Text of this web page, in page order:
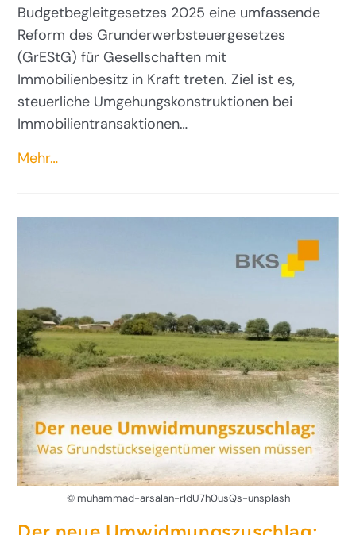
Budgetbegleitgesetzes 2025 eine umfassende
Reform des Grunderwerbsteuergesetzes
(GrEStG) für Gesellschaften mit
Immobilienbesitz in Kraft treten. Ziel ist es,
steuerliche Umgehungskonstruktionen bei
Immobilientransaktionen…
Mehr…
© muhammad-arsalan-rIdU7h0usQs-unsplash